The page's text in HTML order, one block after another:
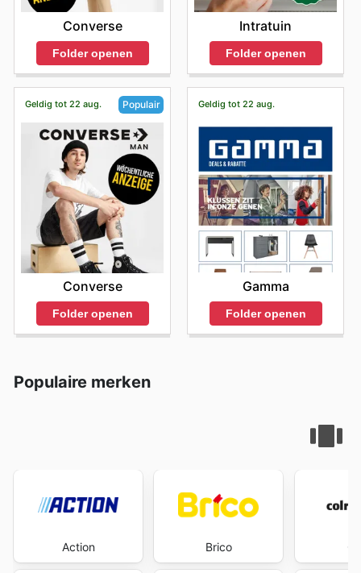
Converse
Folder openen
Intratuin
Folder openen
Geldig tot 22 aug. Populair
Converse
Folder openen
Geldig tot 22 aug.
Gamma
Folder openen
Populaire merken
Action Brico